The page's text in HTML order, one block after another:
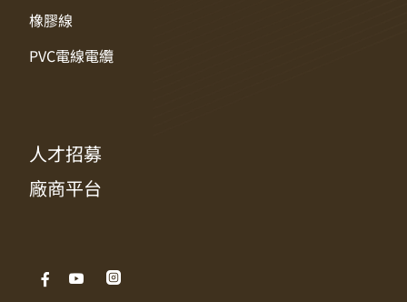
橡膠線
PVC電線電纜
人才招募
廠商平台